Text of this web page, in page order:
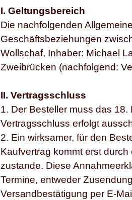
I. Geltungsbereich
Die nachfolgenden
Geschäftsbeziehungen
Wollschaf, Inhaber: Michael
Zweibrücken (nachfolgend:
II. Vertragsschluss
1. Der Besteller muss das
Vertragsschluss erfolgt
2. Ein wirksamer, für den
Kaufvertrag kommt erst
zustande. Diese
Termine, entweder
Versandbestätigung per E-